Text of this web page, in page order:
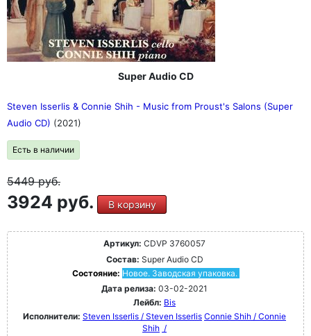
Super Audio CD
Steven Isserlis & Connie Shih - Music from Proust's Salons (Super
Audio CD) (2021)
Есть в наличии
5449руб.
3924 руб. В корзину
Артикул: CDVP 3760057
Состав: Super Audio CD
Состояние: Новое. Заводская упаковка.
Дата релиза: 03-02-2021
Лейбл: Bis
Исполнители: Steven Isserlis / Steven Isserlis Connie Shih / Connie
Shih /